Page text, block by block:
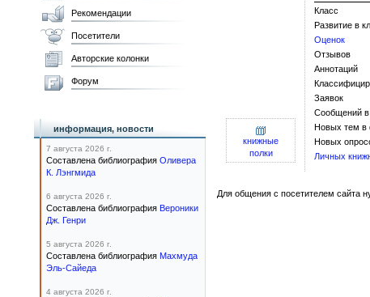
Класс
Развитие в
Оценок
Отзывов
Аннотаций
Заявок
Сообщений
Новых тем в
Новых
Личных
книжные
полки
Для общения с посетителем сайта
Рекомендации
Посетители
Авторские колонки
Форум
информация, новости
7 августа 2026 г.
Составлена библиография Оливера
К. Лэнгмида
6 августа 2026 г.
Составлена библиография Вероники
Дж. Генри
5 августа 2026 г.
Составлена библиография Махмуда
Эль-Сайеда
4 августа 2026 г.